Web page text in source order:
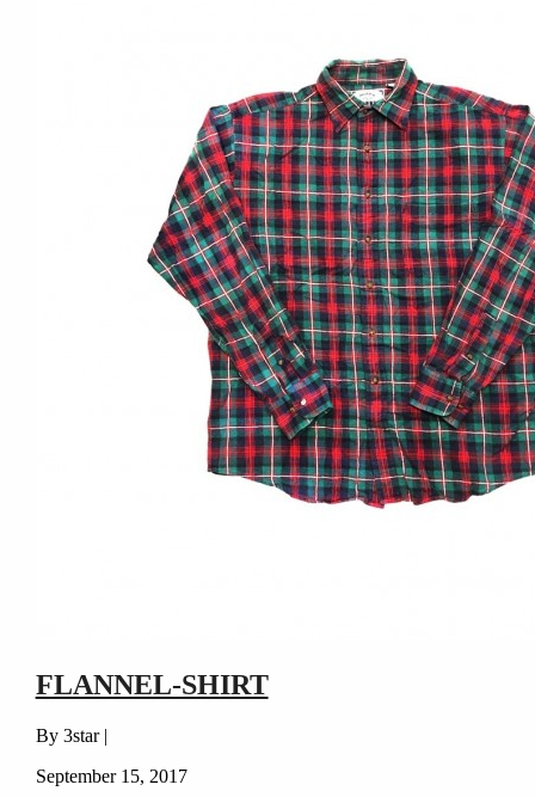
FLANNEL-SHIRT
By 3star |
September 15, 2017